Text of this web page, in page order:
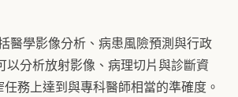
醫學影像分析、病患風險預測與行政
以分析放射影像、病理切片與診斷資
務上達到與專科醫師相當的準確度。